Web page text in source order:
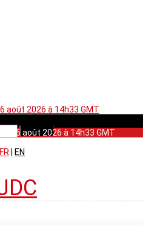
août 2026 à 14h33 GMT
: 6 août 2026 à 14h33 GMT
FR
EN